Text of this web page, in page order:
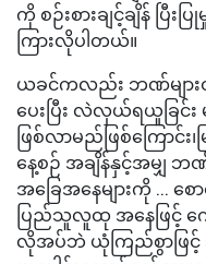
ကို စဉ်းစားချင့်ချိန် ပြီ
ကြားလိုပါတယ်။
ယခင်ကလည်း ဘဏ်များထံ
ပေးပြီး လဲလှယ်ရယူခြင်
ဖြစ်လာမည်ဖြစ်ကြောင်
နေ့စဉ် အချိန်နှင့်အမျှ
အခြေအနေများကို ... စ
ပြည်သူလူထု အနေဖြင့် က
လိုအပ်ဘဲ ယုံကြည်စွာဖြင့်